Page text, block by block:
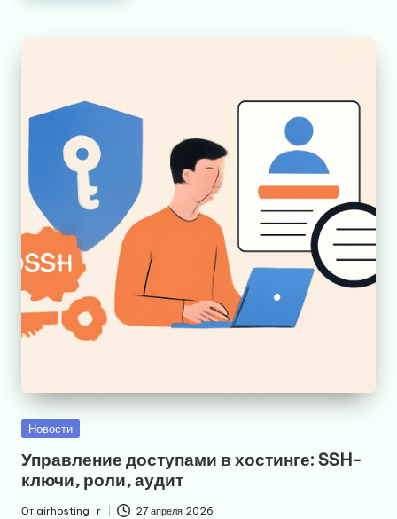
Опубликовано
Новости
Управление доступами в хостинге: SSH-
ключи, роли, аудит
От airhosting_r 27 апреля 2026